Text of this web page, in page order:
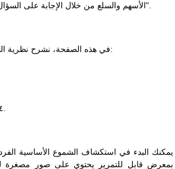
الأسهم والسلع من خلال الإجابة على السؤال الأساسي "لماذا الشموع؟".
في هذه الصفحة، نشرح نظرية الشموع تحت العناوين التالية:
يمكنك البدء في استكشاف الشموع الأساسية